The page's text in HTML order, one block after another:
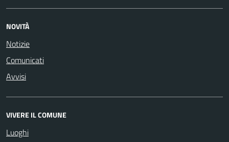
NOVITÀ
Notizie
Comunicati
Avvisi
VIVERE IL COMUNE
Luoghi